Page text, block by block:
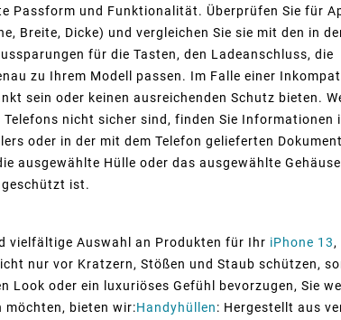
Passform und Funktionalität. Überprüfen Sie für
Breite, Dicke) und vergleichen Sie sie mit den in
für die Tasten, den Ladeanschluss, die
zu Ihrem Modell passen. Im Falle einer
sein oder keinen ausreichenden Schutz bieten.
nicht sicher sind, finden Sie Informationen
oder in der mit dem Telefon gelieferten
ausgewählte Hülle oder das ausgewählte
ist.
vielfältige Auswahl an Produkten für Ihr iPhone 13,
nur vor Kratzern, Stößen und Staub schützen,
Look oder ein luxuriöses Gefühl bevorzugen, Sie
möchten, bieten wir:Handyhüllen: Hergestellt aus